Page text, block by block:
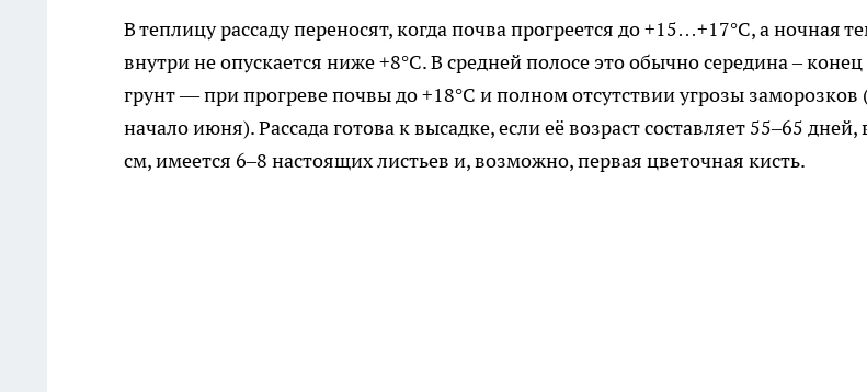
В теплицу рассаду переносят, когда почва прогреется до +15…+17°C, а ночная
внутри не опускается ниже +8°C. В средней полосе это обычно середина –
грунт — при прогреве почвы до +18°C и полном отсутствии угрозы заморозков
начало июня). Рассада готова к высадке, если её возраст составляет 55–65
см, имеется 6–8 настоящих листьев и, возможно, первая цветочная кисть.